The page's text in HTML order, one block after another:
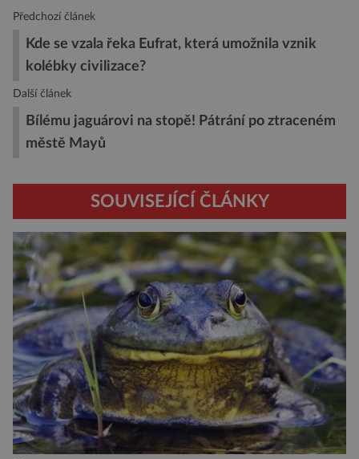
Předchozí článek
Kde se vzala řeka Eufrat, která umožnila vznik
kolébky civilizace?
Další článek
Bílému jaguárovi na stopě! Pátrání po ztraceném
městě Mayů
SOUVISEJÍCÍ ČLÁNKY